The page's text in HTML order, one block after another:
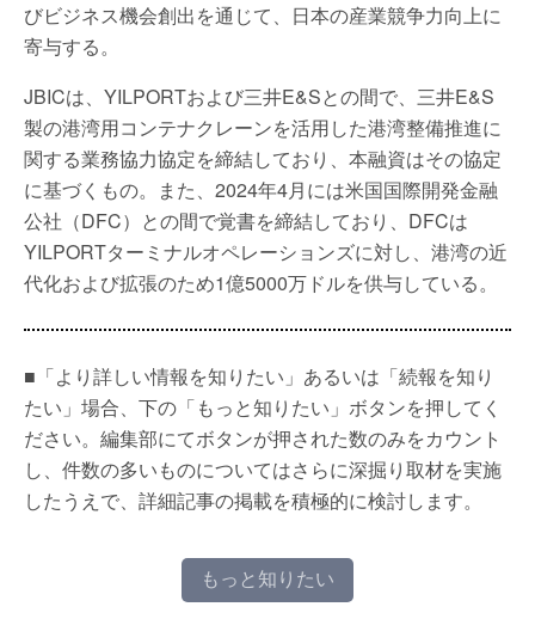
びビジネス機会創出を通じて、日本の産業競争力向上に
寄与する。
JBICは、YILPORTおよび三井E&Sとの間で、三井E&S
製の港湾用コンテナクレーンを活用した港湾整備推進に
関する業務協力協定を締結しており、本融資はその協定
に基づくもの。また、2024年4月には米国国際開発金融
公社（DFC）との間で覚書を締結しており、DFCは
YILPORTターミナルオペレーションズに対し、港湾の近
代化および拡張のため1億5000万ドルを供与している。
■「より詳しい情報を知りたい」あるいは「続報を知り
たい」場合、下の「もっと知りたい」ボタンを押してく
ださい。編集部にてボタンが押された数のみをカウント
し、件数の多いものについてはさらに深掘り取材を実施
したうえで、詳細記事の掲載を積極的に検討します。
もっと知りたい